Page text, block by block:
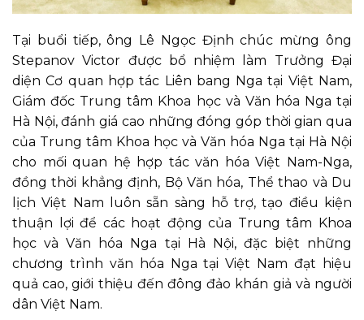
Tại buổi tiếp, ông Lê Ngọc Định chúc mừng ông
Stepanov Victor được bổ nhiệm làm Trưởng Đại
diện Cơ quan hợp tác Liên bang Nga tại Việt Nam,
Giám đốc Trung tâm Khoa học và Văn hóa Nga tại
Hà Nội, đánh giá cao những đóng góp thời gian qua
của Trung tâm Khoa học và Văn hóa Nga tại Hà Nội
cho mối quan hệ hợp tác văn hóa Việt Nam-Nga,
đồng thời khẳng định, Bộ Văn hóa, Thể thao và Du
lịch Việt Nam luôn sẵn sàng hỗ trợ, tạo điều kiện
thuận lợi để các hoạt động của Trung tâm Khoa
học và Văn hóa Nga tại Hà Nội, đặc biệt những
chương trình văn hóa Nga tại Việt Nam đạt hiệu
quả cao, giới thiệu đến đông đảo khán giả và người
dân Việt Nam.